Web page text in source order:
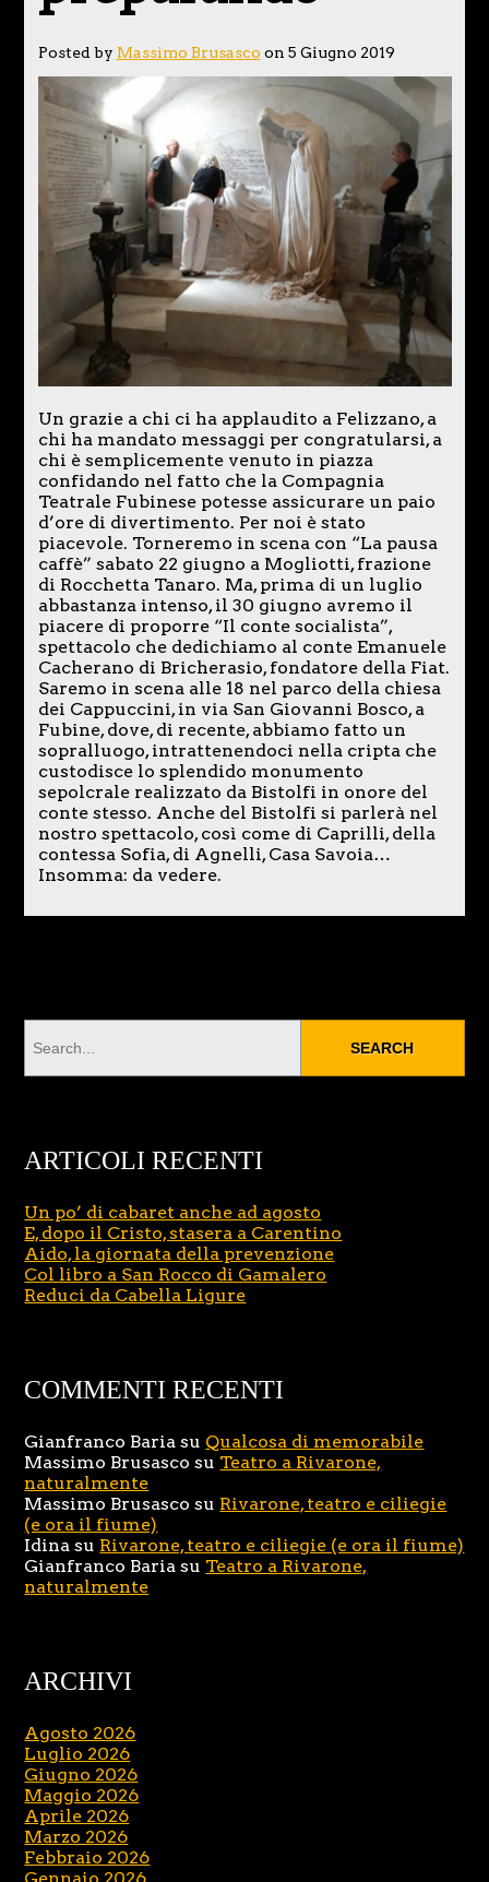
Posted by Massimo Brusasco on 5 Giugno 2019
Un grazie a chi ci ha applaudito a Felizzano, a
chi ha mandato messaggi per congratularsi, a
chi è semplicemente venuto in piazza
confidando nel fatto che la Compagnia
Teatrale Fubinese potesse assicurare un paio
d’ore di divertimento. Per noi è stato
piacevole. Torneremo in scena con “La pausa
caffè” sabato 22 giugno a Mogliotti, frazione
di Rocchetta Tanaro. Ma, prima di un luglio
abbastanza intenso, il 30 giugno avremo il
piacere di proporre “Il conte socialista”,
spettacolo che dedichiamo al conte Emanuele
Cacherano di Bricherasio, fondatore della Fiat.
Saremo in scena alle 18 nel parco della chiesa
dei Cappuccini, in via San Giovanni Bosco, a
Fubine, dove, di recente, abbiamo fatto un
sopralluogo, intrattenendoci nella cripta che
custodisce lo splendido monumento
sepolcrale realizzato da Bistolfi in onore del
conte stesso. Anche del Bistolfi si parlerà nel
nostro spettacolo, così come di Caprilli, della
contessa Sofia, di Agnelli, Casa Savoia…
Insomma: da vedere.
ARTICOLI RECENTI
Un po’ di cabaret anche ad agosto
E, dopo il Cristo, stasera a Carentino
Aido, la giornata della prevenzione
Col libro a San Rocco di Gamalero
Reduci da Cabella Ligure
COMMENTI RECENTI
Gianfranco Baria su Qualcosa di memorabile
Massimo Brusasco su Teatro a Rivarone,
naturalmente
Massimo Brusasco su Rivarone, teatro e ciliegie
(e ora il fiume)
Idina su Rivarone, teatro e ciliegie (e ora il fiume)
Gianfranco Baria su Teatro a Rivarone,
naturalmente
ARCHIVI
Agosto 2026
Luglio 2026
Giugno 2026
Maggio 2026
Aprile 2026
Marzo 2026
Febbraio 2026
Gennaio 2026